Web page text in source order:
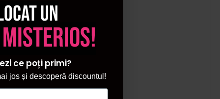
un
ce poți primi?
jos și descoperă discountul!